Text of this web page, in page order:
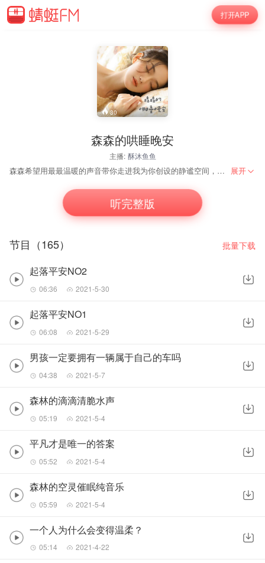
打开APP
30
森森的哄睡晚安
主播: 酥沐鱼鱼
森森希望用最最温暖的声音带你走进我为你创设的静谧空间，希望能有1%的催眠，沉浸式助眠，我想把大自然搬到你的枕边！ 展开
听完整版
节目（165） 批量下载
起落平安NO2
06:36 2021-5-30
起落平安NO1
06:08 2021-5-29
男孩一定要拥有一辆属于自己的车吗
04:38 2021-5-7
森林的滴滴清脆水声
05:19 2021-5-4
平凡才是唯一的答案
05:52 2021-5-4
森林的空灵催眠纯音乐
05:59 2021-5-4
一个人为什么会变得温柔？
05:14 2021-4-22